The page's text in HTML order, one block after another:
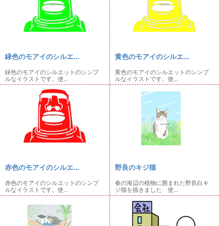
緑色のモアイのシルエ...
緑色のモアイのシルエットのシンプ
ルなイラストです。使...
黄色のモアイのシルエ...
黄色のモアイのシルエットのシンプ
ルなイラストです。使...
赤色のモアイのシルエ...
赤色のモアイのシルエットのシンプ
ルなイラストです。使...
野良のキジ猫
春の海辺の植物に囲まれた野良白キ
ジ猫を描きました 使...